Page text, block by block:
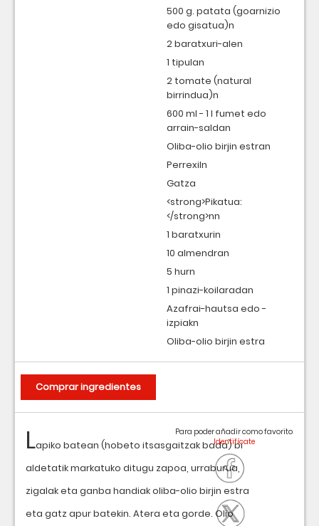
Lapiko batean (hobeto itsasgaitzak bada) bi
aldetatik markatuko ditugu zapoa, urraburua,
zigalak eta ganba handiak oliba-olio birjin estra
eta gatz apur batekin. Atera eta gorde. Olio
Para poder añadir como favorito
500 g. patata (goarnizio
edo gisatua)n
2 baratxuri-alen
1 tipulan
2 tomate (natural
birrindua)n
600 ml - 1 l fumet edo
arrain-saldan
Oliba-olio birjin estran
Perrexiln
Gatza
<strong>Pikatua:
</strong>nn
1 baratxurin
10 almendran
5 hurn
1 pinazi-koilaradan
Azafrai-hautsa edo -
izpiakn
Oliba-olio birjin estra
Comprar ingredientes